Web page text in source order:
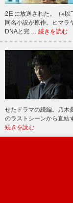
2日に放送された。（※
同名小説が原作。ヒマラ
DNAと完 … 続きを読む
せたドラマの続編。乃木
のラストシーンから直結
続きを読む